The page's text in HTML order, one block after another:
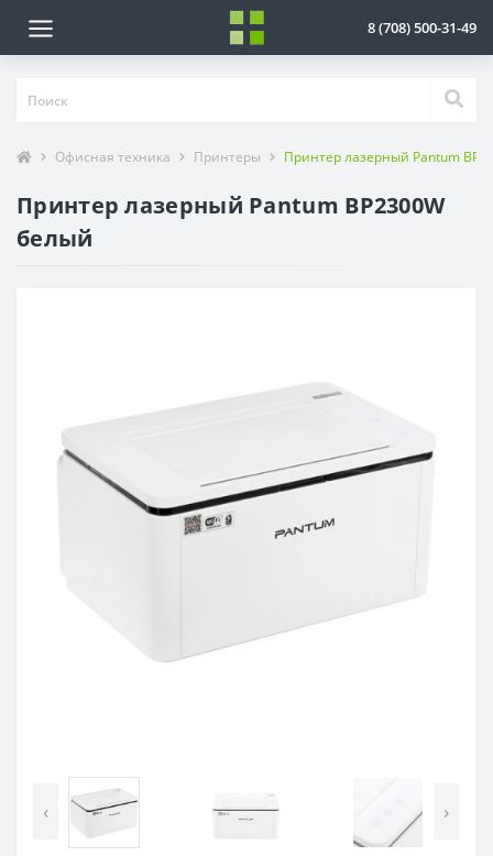
8 (708) 500-31-49
Офисная техника Принтеры Принтер лазерный Pantum
Принтер лазерный Pantum BP2300W
белый
‹ ›